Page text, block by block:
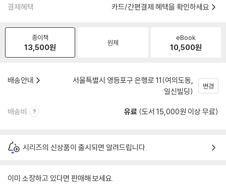
결제혜택 카드/간편결제 혜택을 확인하세요
종이책
13,500원 원제
eBook
10,500원
배송안내
서울특별시 영등포구 은행로 11(여의도동,
일신빌딩)
변경
배송비 유료 (도서 15,000원 이상 무료)
시리즈의 신상품이 출시되면 알려드립니다.
이미 소장하고 있다면 판매해 보세요.